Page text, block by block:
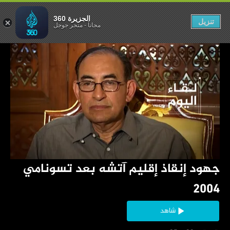
2004
شاهد
2004
الجزيرة 360
مجاناً-متجر جوجل تنزيل